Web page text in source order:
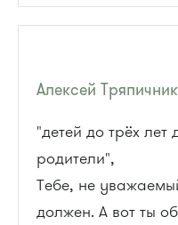
Алексей
"детей до трёх
родители",
Тебе, не
должен. А вот ты